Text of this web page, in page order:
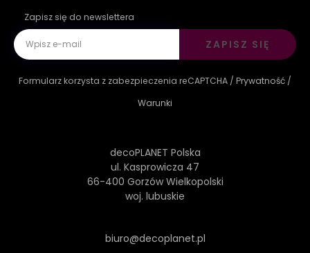
Zapisz się do newslettera
ZAPISZ SIĘ
Formularz korzysta z zabezpieczenia reCAPTCHA / Prywatność /
Warunki
decoPLANET Polska
ul. Kasprowicza 47
66-400 Gorzów Wielkopolski
woj. lubuskie
biuro@decoplanet.pl